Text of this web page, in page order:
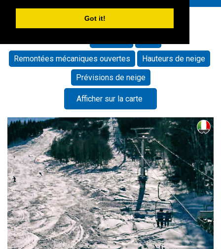
Got it!
Remontées mécaniques ouvertes
Hauteurs de neige
Prévisions de neige
Afficher sur la carte